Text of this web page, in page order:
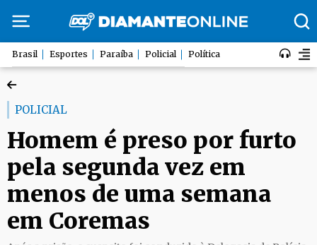
Brasil Esportes Paraíba Policial Política
POLICIAL
Homem é preso por furto
pela segunda vez em
menos de uma semana
em Coremas